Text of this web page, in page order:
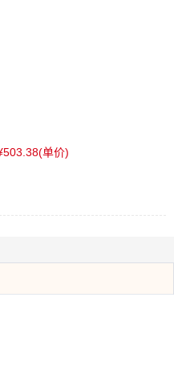
单价)